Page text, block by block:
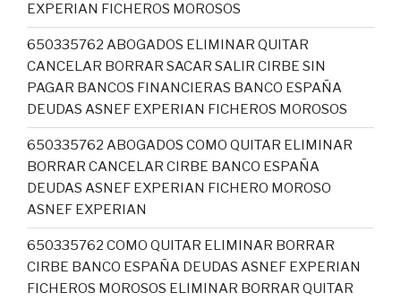
EXPERIAN FICHEROS MOROSOS
650335762 ABOGADOS ELIMINAR QUITAR
CANCELAR BORRAR SACAR SALIR CIRBE SIN
PAGAR BANCOS FINANCIERAS BANCO ESPAÑA
DEUDAS ASNEF EXPERIAN FICHEROS MOROSOS
650335762 ABOGADOS COMO QUITAR ELIMINAR
BORRAR CANCELAR CIRBE BANCO ESPAÑA
DEUDAS ASNEF EXPERIAN FICHERO MOROSO
ASNEF EXPERIAN
650335762 COMO QUITAR ELIMINAR BORRAR
CIRBE BANCO ESPAÑA DEUDAS ASNEF EXPERIAN
FICHEROS MOROSOS ELIMINAR BORRAR QUITAR